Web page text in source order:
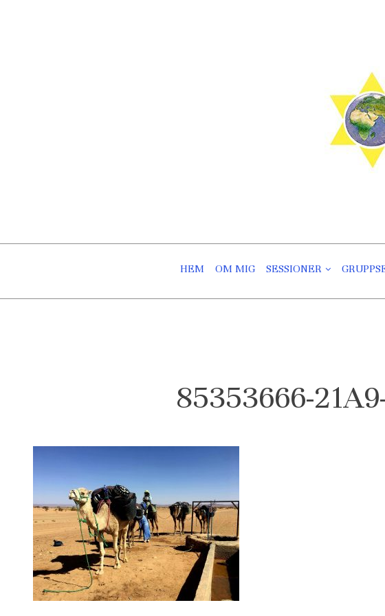
HEM OM MIG SESSIONER
85353666-